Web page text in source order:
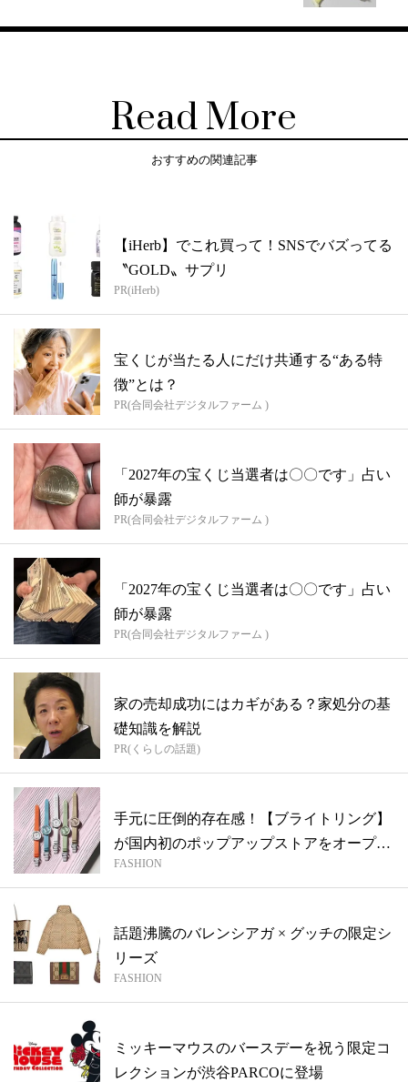
Read More
おすすめの関連記事
【iHerb】でこれ買って！SNSでバズってる
〝GOLD〟サプリ
PR(iHerb)
宝くじが当たる人にだけ共通する“ある特
徴”とは？
PR(合同会社デジタルファーム )
「2027年の宝くじ当選者は〇〇です」占い
師が暴露
PR(合同会社デジタルファーム )
「2027年の宝くじ当選者は〇〇です」占い
師が暴露
PR(合同会社デジタルファーム )
家の売却成功にはカギがある？家処分の基
礎知識を解説
PR(くらしの話題)
手元に圧倒的存在感！【ブライトリング】
が国内初のポップアップストアをオープ
ン！夏...
FASHION
話題沸騰のバレンシアガ × グッチの限定シ
リーズ
FASHION
ミッキーマウスのバースデーを祝う限定コ
レクションが渋谷PARCOに登場